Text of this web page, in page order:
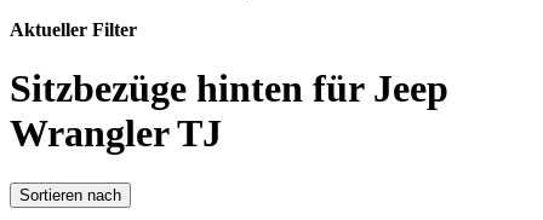
Aktueller Filter
Sitzbezüge hinten für Jeep
Wrangler TJ
Sortieren nach